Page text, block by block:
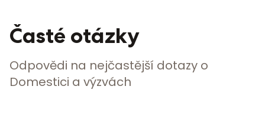
Časté otázky
Odpovědi na nejčastější dotazy o
Domestici a výzvách